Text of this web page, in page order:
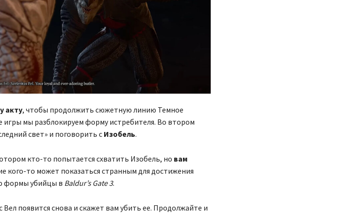
акту, чтобы продолжить сюжетную линию Темное
игры мы разблокируем форму истребителя. Во втором
свет» и поговорить сИзобель.
кто-то попытается схватить Изобель, но вам
кого-то может показаться странным для достижения
формы убийцы в Baldur’s Gate 3.
Вел появится снова и скажет вам убить ее. Продолжайте и